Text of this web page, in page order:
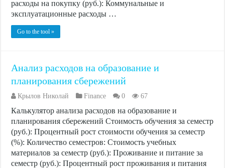
расходы на покупку (руб.): Коммунальные и
эксплуатационные расходы …
Go to the tool »
Анализ расходов на образование и
планирования сбережений
Крылов Николай Finance 0 67
Калькулятор анализа расходов на образование и
планирования сбережений Стоимость обучения за семестр
(руб.): Процентный рост стоимости обучения за семестр
(%): Количество семестров: Стоимость учебных
материалов за семестр (руб.): Проживание и питание за
семестр (руб.): Процентный рост проживания и питания